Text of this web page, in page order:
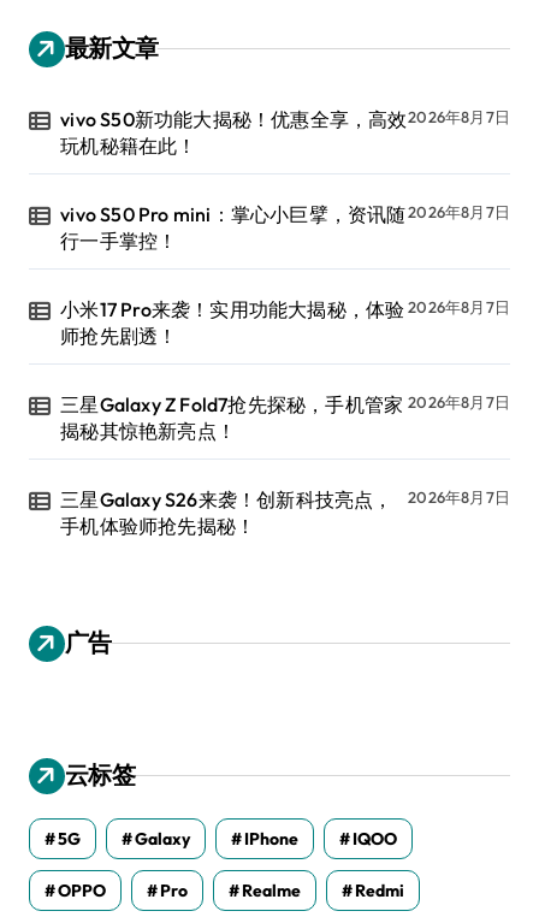
最新文章
vivo S50新功能大揭秘！优惠全享，高效
玩机秘籍在此！
2026年8月7日
vivo S50 Pro mini：掌心小巨擘，资讯随
行一手掌控！
2026年8月7日
小米17 Pro来袭！实用功能大揭秘，体验
师抢先剧透！
2026年8月7日
三星Galaxy Z Fold7抢先探秘，手机管家
揭秘其惊艳新亮点！
2026年8月7日
三星Galaxy S26来袭！创新科技亮点，
手机体验师抢先揭秘！
2026年8月7日
广告
云标签
5G Galaxy IPhone IQOO
OPPO Pro Realme Redmi